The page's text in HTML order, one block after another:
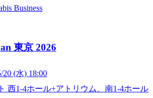
Business
東京 2026
20 (水) 18:00
西1-4ホール+アトリウム、南1-4ホール